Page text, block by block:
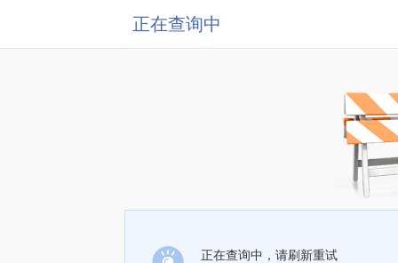
正在查询中
正在查询中，请刷新重试